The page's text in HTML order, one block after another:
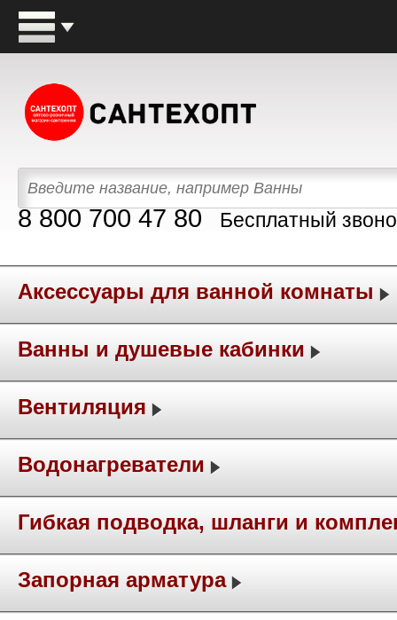
8 800 700 47 80 Бесплатный
Аксессуары для ванной комнаты
Ванны и душевые кабинки
Вентиляция
Водонагреватели
Гибкая подводка, шланги и
Запорная арматура